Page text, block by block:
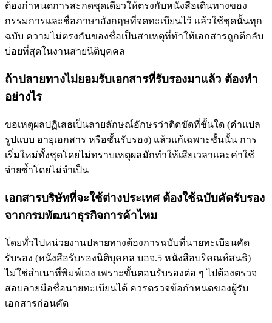
ต้องกำหนดการสะกดชุดเดียวให้ตรงกับหนังสือเดินทางของ
กรรมการและชื่อภาษาอังกฤษที่จดทะเบียนไว้ แล้วใช้ชุดนั้นทุก
ฉบับ ความไม่ตรงกันของชื่อเป็นสาเหตุที่ทำให้เอกสารถูกตีกลับ
บ่อยที่สุดในงานสายนิติบุคคล
ถ้าปลายทางไม่ยอมรับเอกสารที่รับรองมาแล้ว ต้องทำ
อย่างไร
ขอเหตุผลปฏิเสธเป็นลายลักษณ์อักษรว่าติดขัดที่ชั้นใด (คำแปล
รูปแบบ อายุเอกสาร หรือชั้นรับรอง) แล้วแก้เฉพาะชั้นนั้น การ
เริ่มใหม่ทั้งชุดโดยไม่ทราบเหตุผลมักทำให้เสียเวลาและค่าใช้
จ่ายซ้ำโดยไม่จำเป็น
เอกสารบริษัทที่จะใช้ต่างประเทศ ต้องใช้ฉบับคัดรับรอง
จากกรมพัฒนาธุรกิจการค้าไหม
โดยทั่วไปหน่วยงานปลายทางต้องการฉบับที่นายทะเบียนคัด
รับรอง (หนังสือรับรองนิติบุคคล บอจ.5 หนังสือบริคณห์สนธิ)
ไม่ใช่สำเนาที่พิมพ์เอง เพราะขั้นตอนรับรองต่อ ๆ ไปต้องตรวจ
สอบลายมือชื่อนายทะเบียนได้ ควรตรวจข้อกำหนดของผู้รับ
เอกสารก่อนคัด